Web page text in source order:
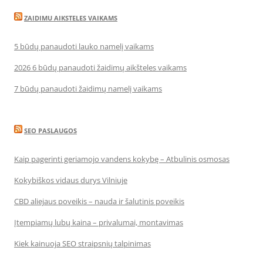
ZAIDIMU AIKSTELES VAIKAMS
5 būdų panaudoti lauko namelį vaikams
2026 6 būdų panaudoti žaidimų aikšteles vaikams
7 būdų panaudoti žaidimų namelį vaikams
SEO PASLAUGOS
Kaip pagerinti geriamojo vandens kokybę – Atbulinis osmosas
Kokybiškos vidaus durys Vilniuje
CBD aliejaus poveikis – nauda ir šalutinis poveikis
Įtempiamų lubų kaina – privalumai, montavimas
Kiek kainuoja SEO straipsnių talpinimas